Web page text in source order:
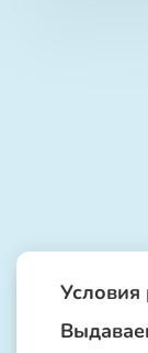
Условия